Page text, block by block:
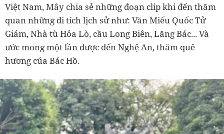
Việt Nam, Mây chia sẻ những đoạn clip khi đến thăm
quan những di tích lịch sử như: Văn Miếu Quốc Tử
Giám, Nhà tù Hỏa Lò, cầu Long Biên, Lăng Bác... Và
ước mong một lần được đến Nghệ An, thăm quê
hương của Bác Hồ.